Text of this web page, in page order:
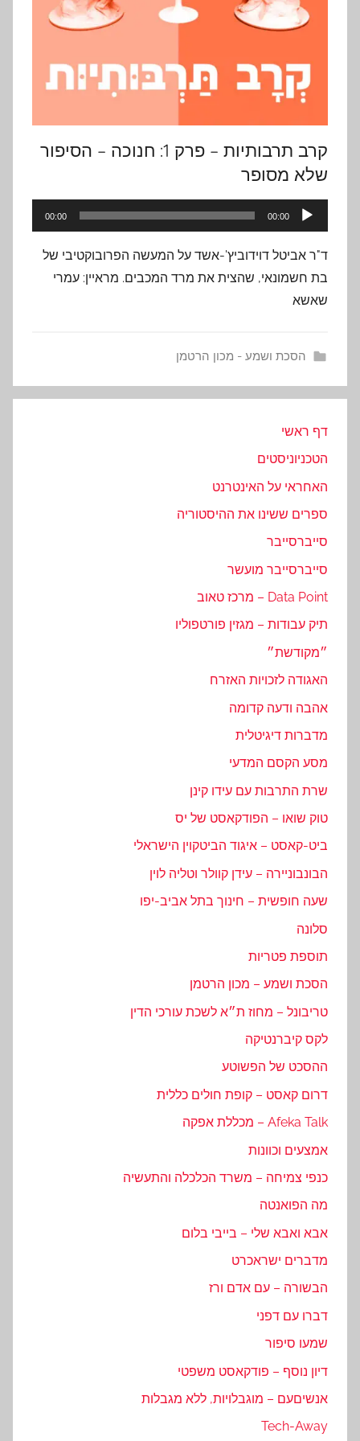
קרב תרבותיות – פרק 1: חנוכה – הסיפור
שלא מסופר
אודיו
00:00
00:00
ד"ר אביטל דוידוביץ'-אשד על המעשה הפרובוקטיבי של
בת חשמונאי, שהצית את מרד המכבים. מראיין: עמרי
שאשא
הסכת ושמע - מכון הרטמן
דף ראשי
הטכניוניסטים
האחראי על האינטרנט
ספרים ששינו את ההיסטוריה
סייברסייבר
סייברסייבר מועשר
Data Point – מרכז טאוב
תיק עבודות – מגזין פורטפוליו
״מקודשת״
האגודה לזכויות האזרח
אהבה ודעה קדומה
מדברות דיגיטלית
מסע הקסם המדעי
שרת התרבות עם עידו קינן
טוק שואו – הפודקאסט של יס
ביט-קאסט – איגוד הביטקוין הישראלי
הבונבוניירה – עידן קוולר וטליה לוין
שעה חופשית – חינוך בתל אביב-יפו
סלונה
תוספת פטריות
הסכת ושמע – מכון הרטמן
טריבונל – מחוז ת״א לשכת עורכי הדין
לקס קיברנטיקה
ההסכט של הפשוטע
דרום קאסט – קופת חולים כללית
Afeka Talk – מכללת אפקה
אמצעים וכוונות
כנפי צמיחה – משרד הכלכלה והתעשיה
מה הפואנטה
אבא ואבא שלי – בייבי בלום
מדברים ישראכרט
הבשורה – עם אדם ורז
דברו עם דפני
שמעו סיפור
דיון נוסף – פודקאסט משפטי
אנשיםעם – מוגבלויות, ללא מגבלות
Tech-Away